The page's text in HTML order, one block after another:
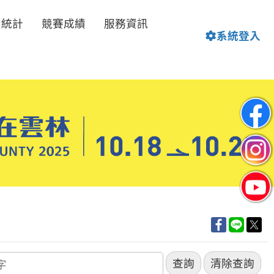
計 競賽成績
服務資訊
系統登入